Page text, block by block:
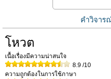
คำวิจาร
โหวต
เนื้อเรื่องมีความน่าสนใจ
8.9 /10
ความถูกต้องในการใช้ภาษา